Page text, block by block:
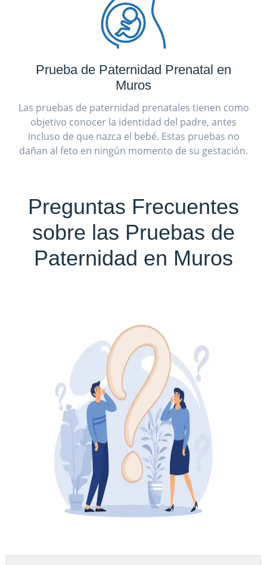
Prueba de Paternidad Prenatal en
Muros
Las pruebas de paternidad prenatales tienen como
objetivo conocer la identidad del padre, antes
incluso de que nazca el bebé. Estas pruebas no
dañan al feto en ningún momento de su gestación.
Preguntas Frecuentes
sobre las Pruebas de
Paternidad en Muros